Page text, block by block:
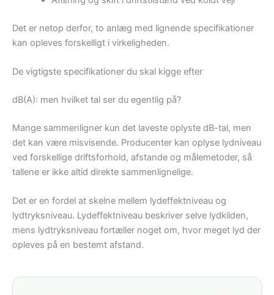
Det er netop derfor, to anlæg med lignende specifikationer
kan opleves forskelligt i virkeligheden.
De vigtigste specifikationer du skal kigge efter
dB(A): men hvilket tal ser du egentlig på?
Mange sammenligner kun det laveste oplyste dB-tal, men
det kan være misvisende. Producenter kan oplyse lydniveau
ved forskellige driftsforhold, afstande og målemetoder, så
tallene er ikke altid direkte sammenlignelige.
Det er en fordel at skelne mellem lydeffektniveau og
lydtryksniveau. Lydeffektniveau beskriver selve lydkilden,
mens lydtryksniveau fortæller noget om, hvor meget lyd der
opleves på en bestemt afstand.